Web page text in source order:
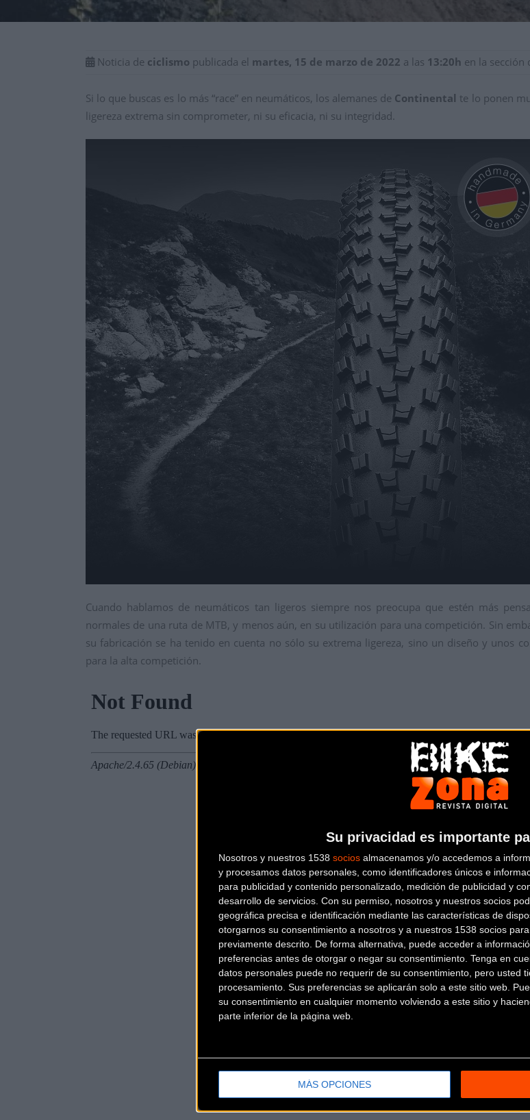
Su privacidad es importante
Nosotros y nuestros 1538 socios almacenamos y/o accedemos a
y procesamos datos personales, como identificadores únicos e
para publicidad y contenido personalizado, medición de publicidad y
desarrollo de servicios. Con su permiso, nosotros y nuestros socios
geográfica precisa e identificación mediante las características de
otorgarnos su consentimiento a nosotros y a nuestros 1538 socios
previamente descrito. De forma alternativa, puede acceder a
preferencias antes de otorgar o negar su consentimiento. Tenga en
datos personales puede no requerir de su consentimiento, pero usted
procesamiento. Sus preferencias se aplicarán solo a este sitio web.
su consentimiento en cualquier momento volviendo a este sitio y
parte inferior de la página web.
MÁS OPCIONES
Noticia de ciclismo publicada el martes, 15 de marzo de 2022 a las 13:20h en la sección
Si lo que buscas es lo más “race” en neumáticos, los alemanes de Continental te lo ponen
ligereza extrema sin comprometer, ni su eficacia, ni su integridad.
Cuando hablamos de neumáticos tan ligeros siempre nos preocupa que estén más
normales de una ruta de MTB, y menos aún, en su utilización para una competición. Sin
su fabricación se ha tenido en cuenta no sólo su extrema ligereza, sino un diseño y unos
para la alta competición.